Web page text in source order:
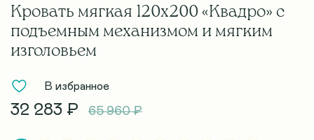
Кровать мягкая 120х200 «Квадро» с
подъемным механизмом и мягким
изголовьем
В избранное
32 283 ₽ 65 960 ₽